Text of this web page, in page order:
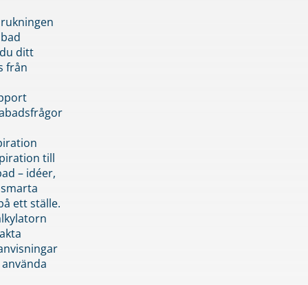
ditt
från
till
– idéer,
ett ställe.